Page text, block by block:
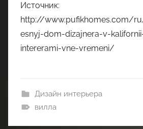
Источник:
http://www.pufikhomes.com/
esnyj-dom-dizajnera-v-
intererami-vne-vremeni/
Дизайн интерьера
вилла